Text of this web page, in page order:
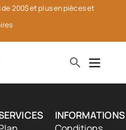
200$ et plus en pièces et
INFORMATIONS